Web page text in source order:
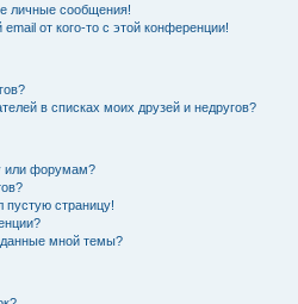
личные сообщения!
от кого-то с этой конференции!
в списках моих друзей и недругов?
или форумам?
пустую страницу!
мной темы?